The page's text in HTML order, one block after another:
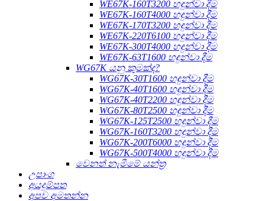
WE67K-160T3200 හඳුන්වා දීම
WE67K-160T4000 හඳුන්වා දීම
WE67K-170T3200 හඳුන්වා දීම
WE67K-220T6100 හඳුන්වා දීම
WE67K-300T4000 හඳුන්වා දීම
WE67K-63T1600 හඳුන්වා දීම
WG67K යනු කුමක්ද?
WG67K-30T1600 හඳුන්වා දීම
WG67K-40T1600 හඳුන්වා දීම
WG67K-40T2200 හඳුන්වා දීම
WG67K-80T2500 හඳුන්වා දීම
WG67K-125T2500 හඳුන්වා දීම
WG67K-160T3200 හඳුන්වා දීම
WG67K-200T6000 හඳුන්වා දීම
WG67K-500T4000 හඳුන්වා දීම
වෙනත් නැමීමේ යන්ත්‍ර
උපාංග
අයදුම්පත
අපව අමතන්න